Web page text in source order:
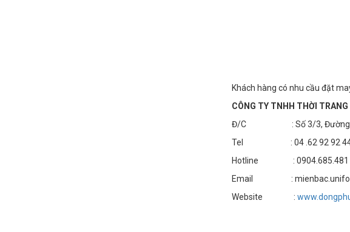
Khách hàng có nhu cầu đặt
CÔNG TY TNHH THỜI
Đ/C : Số 3/3, Đường Ngọc
Tel : 04 .62 92 92
Hotline : 0904.685.481
Email :
Website :